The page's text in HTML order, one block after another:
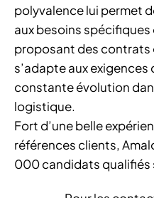
polyvalence lui permet
aux besoins
proposant des contrats
s’adapte aux
constante évolution
logistique.
Fort d’une belle
références clients,
000 candidats qualifiés